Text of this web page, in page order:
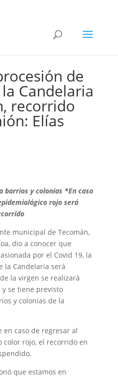
de
Candelaria
recorrido
Elías
barrios y colonias *En caso
rojo será
municipal de Tecomán,
dio a conocer que
por el Covid 19, la
la Candelaria será
la virgen se realizará
se tiene previsto
y colonias de la
en caso de regresar al
color rojo, el recorrido en
que estamos en